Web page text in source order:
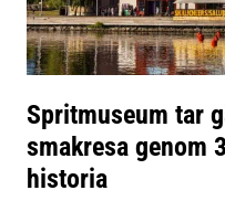
Spritmuseum tar
smakresa genom
historia